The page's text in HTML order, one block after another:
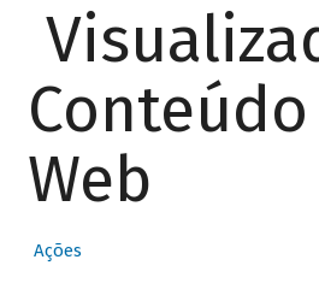
Web
Ações